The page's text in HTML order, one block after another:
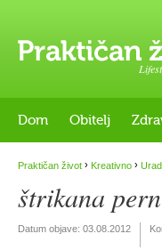
Dom Obitelj
Praktičan život › Kreativno ›
štrikana
Datum objave: 03.08.2012